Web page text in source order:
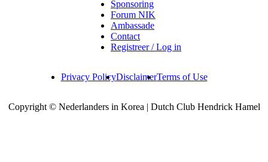
Sponsoring
Forum NIK
Ambassade
Contact
Registreer / Log in
Privacy PolicyDisclaimerTerms of Use
Copyright © Nederlanders in Korea | Dutch Club Hendrick Hamel